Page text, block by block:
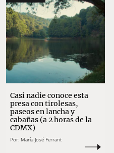
Casi nadie conoce esta
presa con tirolesas,
paseos en lancha y
cabañas (a 2 horas de la
CDMX)
Por: María José Ferrant